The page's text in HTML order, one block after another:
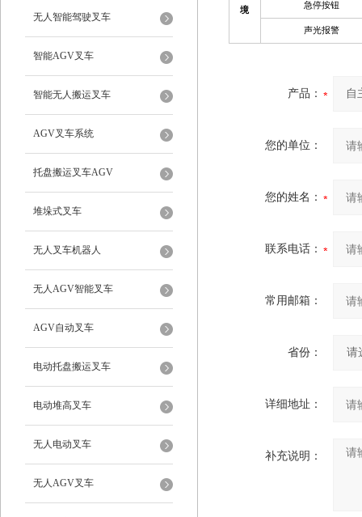
无人智能驾驶叉车
智能AGV叉车
智能无人搬运叉车
AGV叉车系统
托盘搬运叉车AGV
堆垛式叉车
无人叉车机器人
无人AGV智能叉车
AGV自动叉车
电动托盘搬运叉车
电动堆高叉车
无人电动叉车
无人AGV叉车
境
急停按钮
声光报警
产品：
您的单位：
您的姓名：
联系电话：
常用邮箱：
省份：
详细地址：
补充说明：